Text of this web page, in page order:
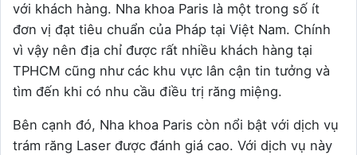
với khách hàng. Nha khoa Paris là một trong số ít
đơn vị đạt tiêu chuẩn của Pháp tại Việt Nam. Chính
vì vậy nên địa chỉ được rất nhiều khách hàng tại
TPHCM cũng như các khu vực lân cận tin tưởng và
tìm đến khi có nhu cầu điều trị răng miệng.
Bên cạnh đó, Nha khoa Paris còn nổi bật với dịch vụ
trám răng Laser được đánh giá cao. Với dịch vụ này